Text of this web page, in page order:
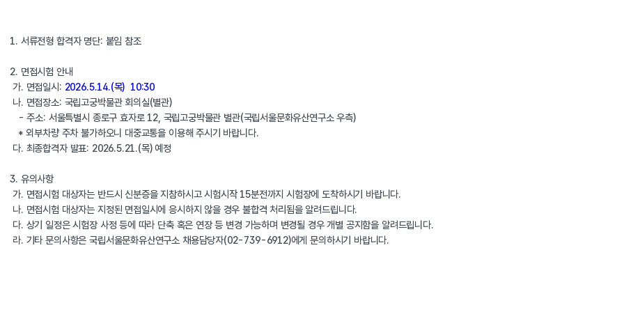
1. 서류전형 합격자 명단: 붙임 참조
2. 면접시험 안내
가. 면접일시: 2026.5.14.(목)  10:30
나. 면접장소: 국립고궁박물관 회의실(별관)
   - 주소: 서울특별시 종로구 효자로 12, 국립고궁박물관 별관(국립서울문화유산연구소 우측)
   * 외부차량 주차 불가하오니 대중교통을 이용해 주시기 바랍니다.
다. 최종합격자 발표: 2026.5.21.(목) 예정
3. 유의사항
가. 면접시험 대상자는 반드시 신분증을 지참하시고 시험시작 15분전까지 시험장에 도착하시기 바랍니다.
나. 면접시험 대상자는 지정된 면접일시에 응시하지 않을 경우 불합격 처리됨을 알려드립니다.
다. 상기 일정은 시험장 사정 등에 따라 단축 혹은 연장 등 변경 가능하며 변경될 경우 개별 공지함을 알려드립니다.
라. 기타 문의사항은 국립서울문화유산연구소 채용담당자(02-739-6912)에게 문의하시기 바랍니다.